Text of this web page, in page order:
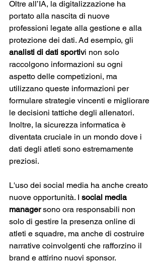
Oltre all’IA, la digitalizzazione ha
portato alla nascita di nuove
professioni legate alla gestione e alla
protezione dei dati. Ad esempio, gli
analisti di dati sportivi non solo
raccolgono informazioni su ogni
aspetto delle competizioni, ma
utilizzano queste informazioni per
formulare strategie vincenti e migliorare
le decisioni tattiche degli allenatori.
Inoltre, la sicurezza informatica è
diventata cruciale in un mondo dove i
dati degli atleti sono estremamente
preziosi.
L'uso dei social media ha anche creato
nuove opportunità. I social media
manager sono ora responsabili non
solo di gestire la presenza online di
atleti e squadre, ma anche di costruire
narrative coinvolgenti che rafforzino il
brand e attirino nuovi sponsor.